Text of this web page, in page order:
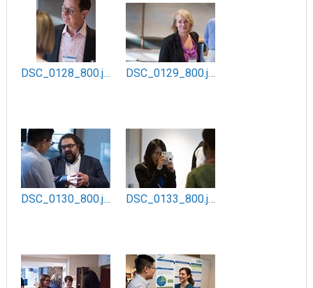
DSC_0128_800.jpg DSC_0129_800.jpg
DSC_0130_800.jpg DSC_0133_800.jpg